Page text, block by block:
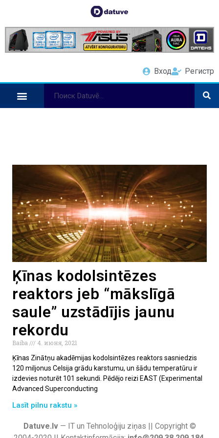
Вход Регистр
Ķīnas kodolsintēzes
reaktors jeb “mākslīgā
saule” uzstādījis jaunu
rekordu
Baiba
4. июня, 2021
Ķīnas Zinātņu akadēmijas kodolsintēzes reaktors sasniedzis
120 miljonus Celsija grādu karstumu, un šādu temperatūru ir
izdevies noturēt 101 sekundi. Pēdējo reizi EAST (Experimental
Advanced Superconducting
Lasīt pilnu rakstu »
Datuve.lv— IT un Tehnoloģiju ziņas || Copyright ©